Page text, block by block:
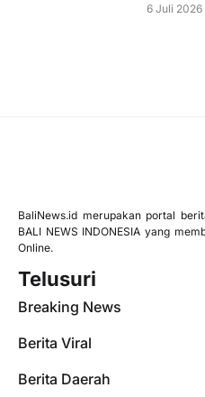
6 Juli 2026
BaliNews.id merupakan portal
BALI NEWS INDONESIA yang
Online.
Telusuri
Breaking News
Berita Viral
Berita Daerah